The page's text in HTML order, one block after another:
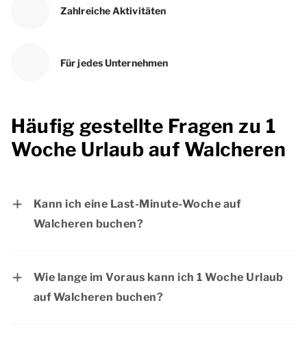
Zahlreiche Aktivitäten
Für jedes Unternehmen
Häufig gestellte Fragen zu 1
Woche Urlaub auf Walcheren
Kann ich eine Last-Minute-Woche auf
Walcheren buchen?
Wie lange im Voraus kann ich 1 Woche Urlaub
auf Walcheren buchen?